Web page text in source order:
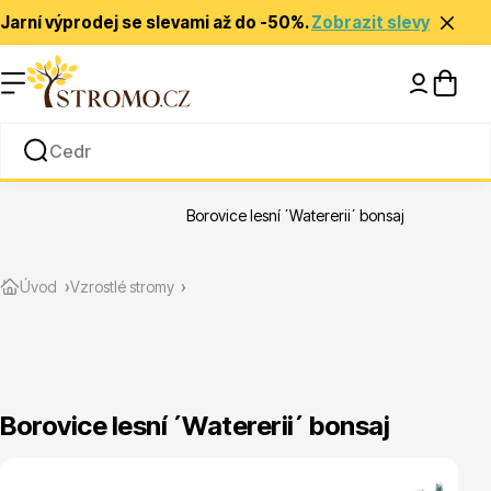
Jarní výprodej se slevami až do -50%.Zobrazit slevy
Rady a tipy
Zlevněné
Úvod Vzrostlé stromy
Borovice lesní ´Watererii´ bonsaj
Borovice lesní ´Watererii´ bonsaj